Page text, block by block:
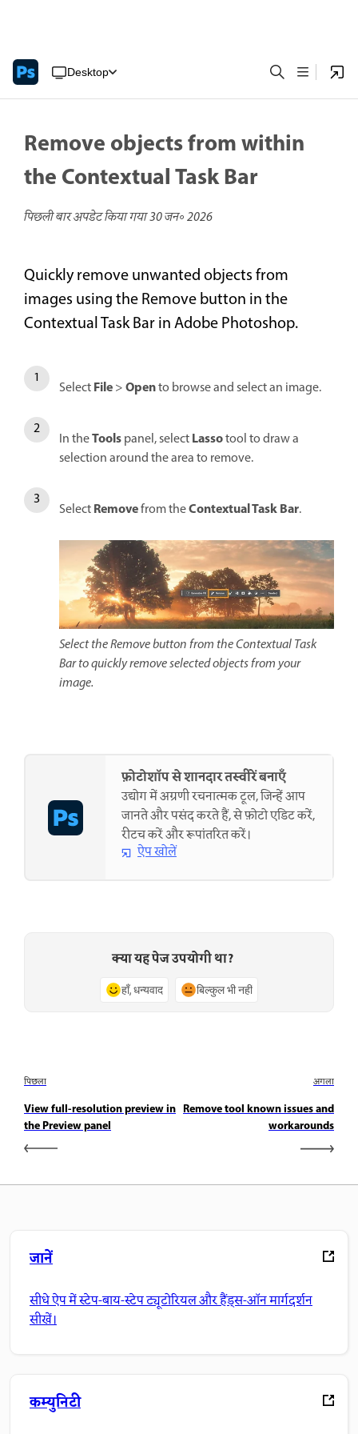
Desktop
Remove objects from within
the Contextual Task Bar
पिछली बार अपडेट किया गया30 जन॰ 2026
Quickly remove unwanted objects from
images using the Remove button in the
Contextual Task Bar in Adobe Photoshop.
SelectFile>Opento browse and select an image.
In theToolspanel, selectLassotool to draw a
selection around the area to remove.
SelectRemovefrom theContextual Task Bar.
Select the Remove button from the Contextual Task
Bar to quickly remove selected objects from your
image.
फ़ोटोशॉप से शानदार तस्वीरें बनाएँ
उद्योग में अग्रणी रचनात्मक टूल, जिन्हें आप
जानते और पसंद करते हैं, से फ़ोटो एडिट करें,
रीटच करें और रूपांतरित करें।
ऐप खोलें
क्या यह पेज उपयोगी था?
हाँ, धन्यवाद बिल्कुल भी नहीं
पिछला
View full-resolution preview in
the Preview panel
अगला
Remove tool known issues and
workarounds
जानें
सीधे ऐप में स्टेप-बाय-स्टेप ट्यूटोरियल और हैंड्स-ऑन मार्गदर्शन
सीखें।
कम्युनिटी